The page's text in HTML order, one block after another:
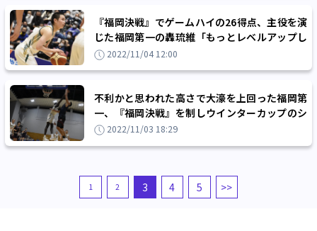
『福岡決戦』でゲームハイの26得点、主役を演
じた福岡第一の轟琉維「もっとレベルアップし
てウインターカップに臨みたい」
2022/11/04 12:00
不利かと思われた高さで大濠を上回った福岡第
一、『福岡決戦』を制しウインターカップのシ
ード権を獲得
2022/11/03 18:29
1 2 3 4 5 >>